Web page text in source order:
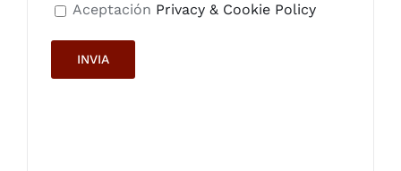
Aceptación Privacy & Cookie Policy